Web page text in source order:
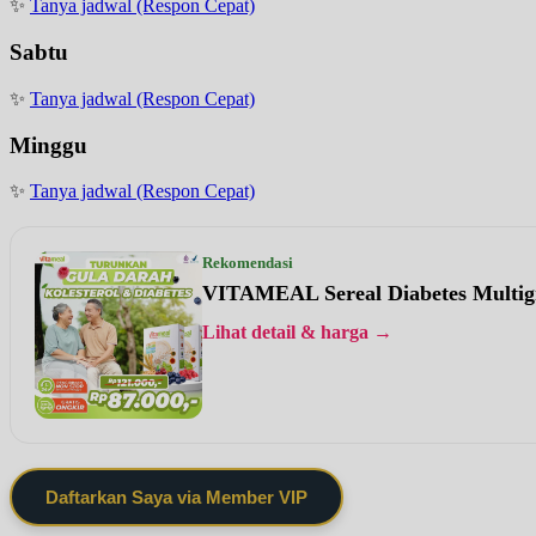
✨ Tanya jadwal (Respon Cepat)
Sabtu
✨ Tanya jadwal (Respon Cepat)
Minggu
✨ Tanya jadwal (Respon Cepat)
Rekomendasi
VITAMEAL Sereal Diabetes
Lihat detail & harga →
Daftarkan Saya via Member VIP